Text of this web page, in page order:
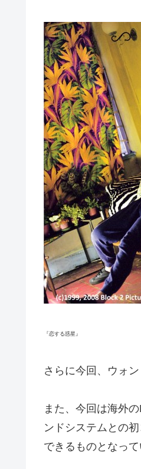
『恋する惑星』
さらに今回、ウォ
また、今回は海外
ンドシステムとの
できるものとなって